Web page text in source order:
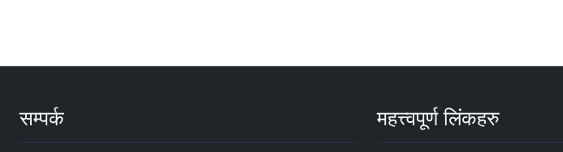
सम्पर्क महत्त्वपूर्ण लिंकहरु